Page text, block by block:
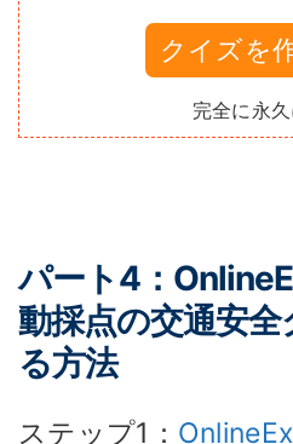
クイズを
完全に永
パート4：
動採点の交通安
る方法
ステップ1：